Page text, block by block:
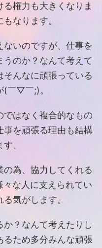
権力も大きくなりま
なります。
いのですが、仕事を
のか？なんて考えて
そんなに頑張っている
(￣▽￣;)。
はなく複合的なもの
事を頑張る理由も結構
、
為、協力してくれる
な人に支えられてい
気がします。
？なんて考えたりし
るため多分みんな頑張